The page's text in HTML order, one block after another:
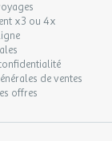
x3 ou 4x
de ventes
offres